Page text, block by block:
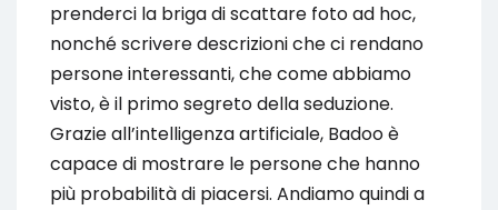
prenderci la briga di scattare foto ad hoc,
nonché scrivere descrizioni che ci rendano
persone interessanti, che come abbiamo
visto, è il primo segreto della seduzione.
Grazie all’intelligenza artificiale, Badoo è
capace di mostrare le persone che hanno
più probabilità di piacersi. Andiamo quindi a